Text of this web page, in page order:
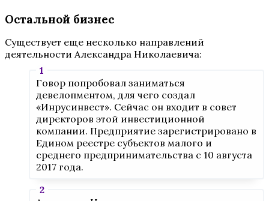
Остальной бизнес
Существует еще несколько направлений
деятельности Александра Николаевича:
Говор попробовал заниматься
девелопментом, для чего создал
«Инрусинвест». Сейчас он входит в совет
директоров этой инвестиционной
компании. Предприятие зарегистрировано в
Едином реестре субъектов малого и
среднего предпринимательства с 10 августа
2017 года.